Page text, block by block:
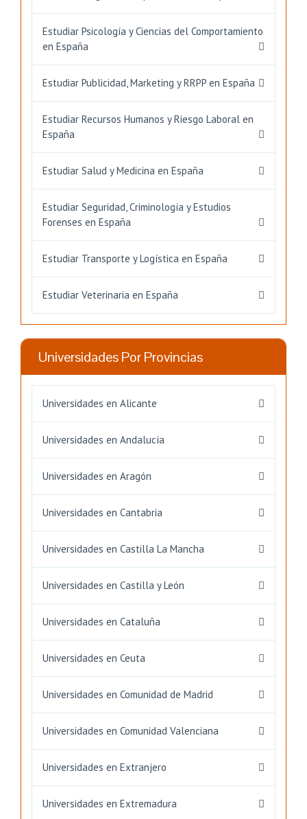
Estudiar Psicología y Ciencias del Comportamiento
en España
Estudiar Publicidad, Marketing y RRPP en España
Estudiar Recursos Humanos y Riesgo Laboral en
España
Estudiar Salud y Medicina en España
Estudiar Seguridad, Criminología y Estudios
Forenses en España
Estudiar Transporte y Logística en España
Estudiar Veterinaria en España
Universidades Por Provincias
Universidades en Alicante
Universidades en Andalucía
Universidades en Aragón
Universidades en Cantabria
Universidades en Castilla La Mancha
Universidades en Castilla y León
Universidades en Cataluña
Universidades en Ceuta
Universidades en Comunidad de Madrid
Universidades en Comunidad Valenciana
Universidades en Extranjero
Universidades en Extremadura